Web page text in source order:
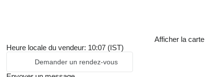
Afficher la carte
Heure locale du vendeur: 10:07 (IST)
Demander un rendez-vous